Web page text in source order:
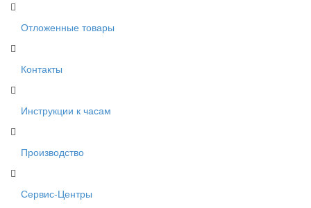
Отложенные товары
Контакты
Инструкции к часам
Производство
Сервис-Центры